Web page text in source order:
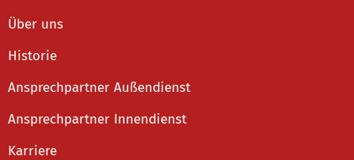
Über uns
Historie
Ansprechpartner Außendienst
Ansprechpartner Innendienst
Karriere